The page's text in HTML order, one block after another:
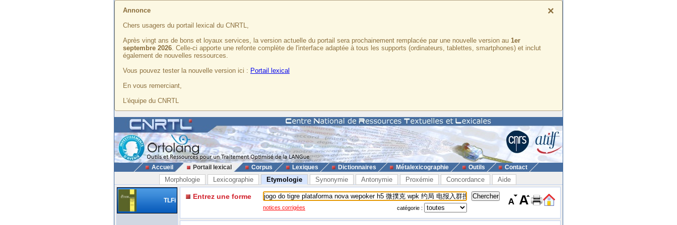
×
Annonce
Chers usagers du portail lexical du CNRTL,
Après vingt ans de bons et loyaux services, la version actuelle du portail sera prochainement remplacée par une nouvelle version au 1er
septembre 2026. Celle-ci apporte une refonte complète de l'interface adaptée à tous les supports (ordinateurs, tablettes, smartphones) et inclut
également de nouvelles ressources.
Vous pouvez tester la nouvelle version ici : Portail lexical
En vous remerciant,
L'équipe du CNRTL
Accueil Portail lexical Corpus Lexiques Dictionnaires Métalexicographie Outils Contact
Morphologie Lexicographie Etymologie Synonymie Antonymie Proxémie Concordance Aide
TLFi Entrez une forme
notices corrigées catégorie :